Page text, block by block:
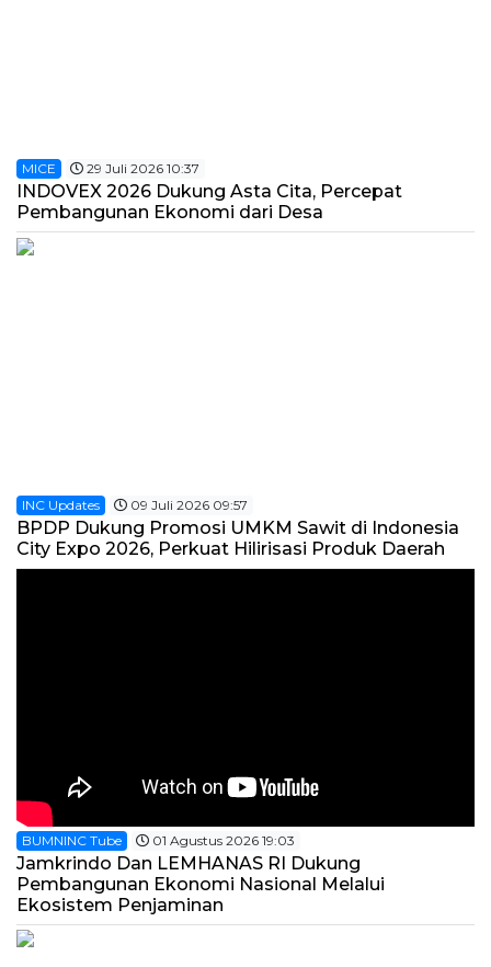
MICE 29 Juli 2026 10:37
INDOVEX 2026 Dukung Asta Cita, Percepat
Pembangunan Ekonomi dari Desa
INC Updates 09 Juli 2026 09:57
BPDP Dukung Promosi UMKM Sawit di Indonesia
City Expo 2026, Perkuat Hilirisasi Produk Daerah
BUMNINC Tube 01 Agustus 2026 19:03
Jamkrindo Dan LEMHANAS RI Dukung
Pembangunan Ekonomi Nasional Melalui
Ekosistem Penjaminan